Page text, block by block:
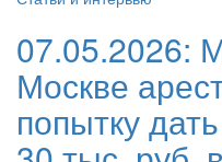
07.05.2026:
Москве
попытку